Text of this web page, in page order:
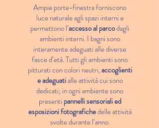
Ampie porte-finestra forniscono
luce naturale agli spazi interni e
permettono l’accesso al parcodagli
ambienti interni. I bagni sono
interamente adeguati alle diverse
fasce d’età. Tutti gli ambienti sono
pitturati con colori neutri,accoglienti
e adeguatialle attività cui sono
dedicati; in ogni ambiente sono
presenti pannelli sensoriali ed
esposizioni fotografichedelle attività
svolte durante l’anno.